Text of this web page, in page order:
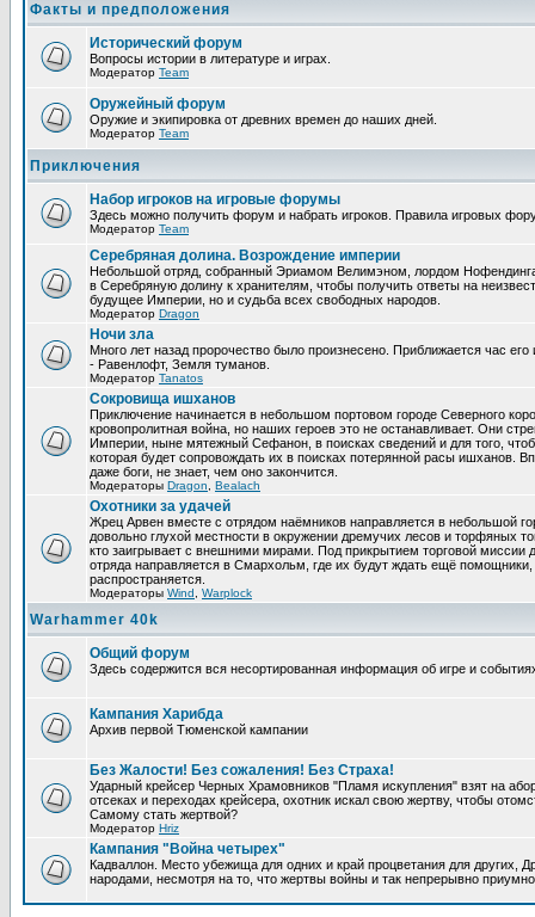
Факты и предположения
Исторический форум
Вопросы истории в литературе и играх.
Модератор Team
Оружейный форум
Оружие и экипировка от древних времен до наших дней.
Модератор Team
Приключения
Набор игроков на игровые форумы
Здесь можно получить форум и набрать игроков. Правила игровых
Модератор Team
Серебряная долина. Возрождение империи
Небольшой отряд, собранный Эриамом Велимэном, лордом Нофендинга
в Серебряную долину к хранителям, чтобы получить ответы на
будущее Империи, но и судьба всех свободных народов.
Модератор Dragon
Ночи зла
Много лет назад пророчество было произнесено. Приближается час
- Равенлофт, Земля туманов.
Модератор Tanatos
Сокровища ишханов
Приключение начинается в небольшом портовом городе Северного
кровопролитная война, но наших героев это не останавливает. Они
Империи, ныне мятежный Сефанон, в поисках сведений и для того,
которая будет сопровождать их в поисках потерянной расы ишханов.
даже боги, не знает, чем оно закончится.
Модераторы Dragon Bealach
Охотники за удачей
Жрец Арвен вместе с отрядом наёмников направляется в небольшой
довольно глухой местности в окружении дремучих лесов и торфяных
кто заигрывает с внешними мирами. Под прикрытием торговой миссии
отряда направляется в Смархольм, где их будут ждать ещё
распространяется.
Модераторы Wind Warplock
Warhammer 40k
Общий форум
Здесь содержится вся несортированная информация об игре и
Кампания Харибда
Архив первой Тюменской кампании
Без Жалости! Без сожаления! Без Страха!
Ударный крейсер Черных Храмовников "Пламя искупления" взят на
отсеках и переходах крейсера, охотник искал свою жертву, чтобы
Самому стать жертвой?
Модератор Hriz
Кампания "Война четырех"
Кадваллон. Место убежища для одних и край процветания для других,
народами, несмотря на то, что жертвы войны и так непрерывно